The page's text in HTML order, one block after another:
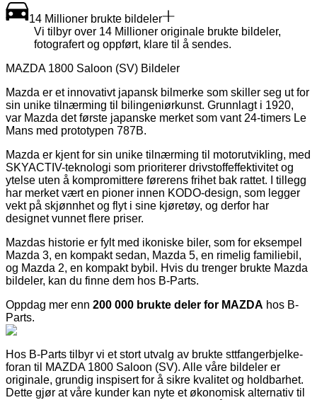
14 Millioner brukte bildeler
Vi tilbyr over 14 Millioner originale brukte bildeler,
fotografert og oppført, klare til å sendes.
MAZDA 1800 Saloon (SV) Bildeler
Mazda er et innovativt japansk bilmerke som skiller seg ut for
sin unike tilnærming til bilingeniørkunst. Grunnlagt i 1920,
var Mazda det første japanske merket som vant 24-timers Le
Mans med prototypen 787B.
Mazda er kjent for sin unike tilnærming til motorutvikling, med
SKYACTIV-teknologi som prioriterer drivstoffeffektivitet og
ytelse uten å kompromittere førerens frihet bak rattet. I tillegg
har merket vært en pioner innen KODO-design, som legger
vekt på skjønnhet og flyt i sine kjøretøy, og derfor har
designet vunnet flere priser.
Mazdas historie er fylt med ikoniske biler, som for eksempel
Mazda 3, en kompakt sedan, Mazda 5, en rimelig familiebil,
og Mazda 2, en kompakt bybil. Hvis du trenger brukte Mazda
bildeler, kan du finne dem hos B-Parts.
Oppdag mer enn 200 000 brukte deler for MAZDA hos B-
Parts.
Hos B-Parts tilbyr vi et stort utvalg av brukte sttfangerbjelke-
foran til MAZDA 1800 Saloon (SV). Alle våre bildeler er
originale, grundig inspisert for å sikre kvalitet og holdbarhet.
Dette gjør at våre kunder kan nyte et økonomisk alternativ til